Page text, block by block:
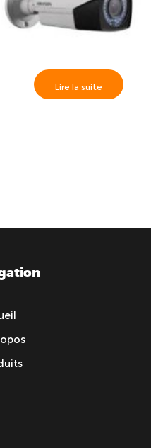
Lire la suite